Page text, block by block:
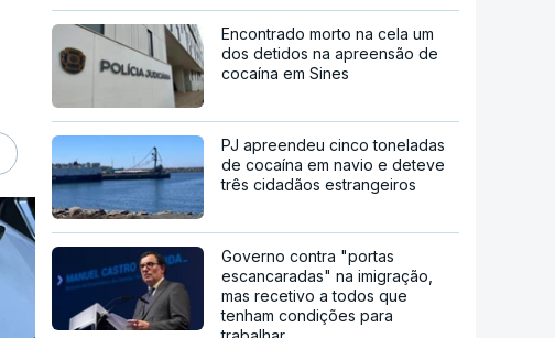
Encontrado morto na cela um
dos detidos na apreensão de
cocaína em Sines
PJ apreendeu cinco toneladas
de cocaína em navio e deteve
três cidadãos estrangeiros
Governo contra "portas
escancaradas" na imigração,
mas recetivo a todos que
tenham condições para